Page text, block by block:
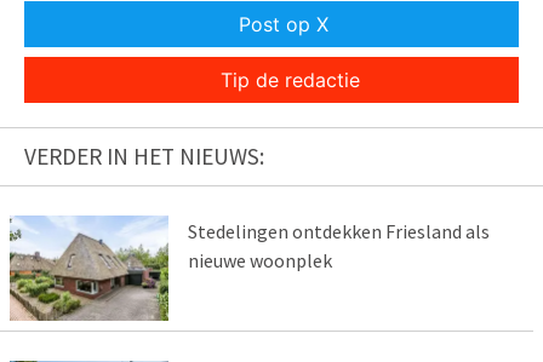
Post op X
Tip de redactie
VERDER IN HET NIEUWS:
Stedelingen ontdekken Friesland als
nieuwe woonplek